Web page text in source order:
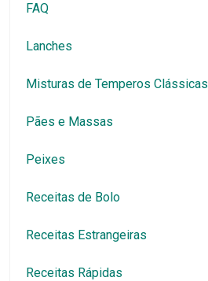
FAQ
Lanches
Misturas de Temperos Clássicas
Pães e Massas
Peixes
Receitas de Bolo
Receitas Estrangeiras
Receitas Rápidas